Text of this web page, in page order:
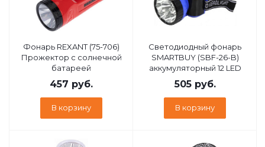
Фонарь REXANT (75-706)
Прожектор с солнечной
батареей
457 руб.
В корзину
Cветодиодный фонарь
SMARTBUY (SBF-26-B)
аккумуляторный 12 LED
505руб.
В корзину